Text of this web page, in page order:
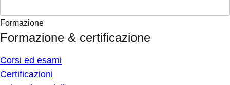
Formazione
Formazione & certificazione
Corsi ed esami
Certificazioni